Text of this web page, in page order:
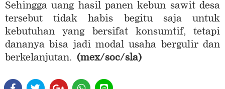
Sehingga uang hasil panen kebun sawit desa
tersebut tidak habis begitu saja untuk
kebutuhan yang bersifat konsumtif, tetapi
dananya bisa jadi modal usaha bergulir dan
berkelanjutan. (mex/soc/sla)